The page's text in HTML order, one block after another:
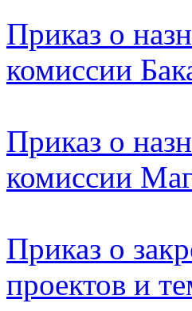
Приказ о
комиссии
Приказ о
комиссии
Приказ о
проектов и